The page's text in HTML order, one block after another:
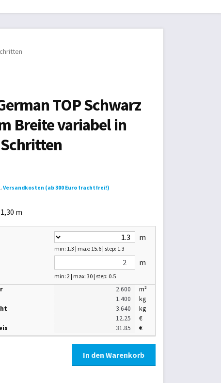
TOP Schwarz
Breite variabel in
Versandkosten (ab 300 Euro frachtfrei!)
m
min: 1.3 | max: 15.6 | step: 1.3
m
min: 2 | max: 30 | step: 0.5
m
m²
kg
kg
€
€
In den Warenkorb